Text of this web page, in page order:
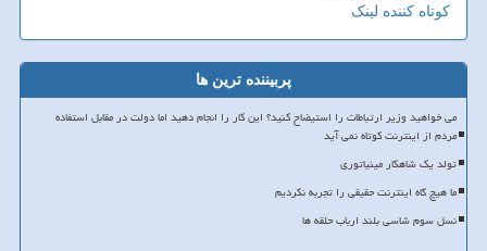
کوتاه کننده لینک
پربیننده ترین ها
می خواهید وزیر ارتباطات را استیضاح کنید؟ این کار را انجام دهید اما دولت در مقابل استفاده
مردم از اینترنت کوتاه نمی آید
تولد یک شاهکار مینیاتوری
ما هیچ گاه اینترنت حقیقی را تجربه نکردیم
نسل سوم شاسی بلند ارباب حلقه ها